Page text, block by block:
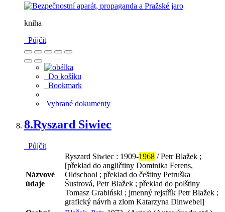
kniha
Půjčit
Do košíku
Bookmark
Vybrané dokumenty
8.Ryszard Siwiec
Půjčit
Názvové
údaje
Ryszard Siwiec : 1909-1968 / Petr Blažek ;
[překlad do angličtiny Dominika Ferens,
Oldschool ; překlad do češtiny Petruška
Šustrová, Petr Blažek ; překlad do polštiny
Tomasz Grabiński ; jmenný rejstřík Petr Blažek ;
grafický návrh a zlom Katarzyna Dinwebel]